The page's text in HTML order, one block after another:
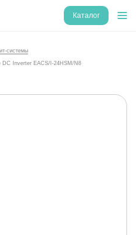
Каталог
системы
DC Inverter EACS/I-24HSM/N8